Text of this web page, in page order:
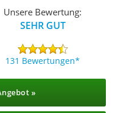
Unsere Bewertung:
SEHR GUT
131 Bewertungen
»